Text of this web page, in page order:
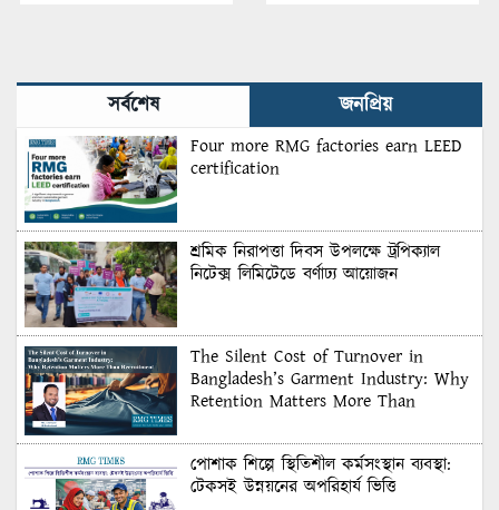
সর্বশেষ জনপ্রিয়
Four more RMG factories earn LEED
certification
শ্রমিক নিরাপত্তা দিবস উপলক্ষে ট্রপিক্যাল
নিটেক্স লিমিটেডে বর্ণাঢ্য আয়োজন
The Silent Cost of Turnover in
Bangladesh’s Garment Industry: Why
Retention Matters More Than
পোশাক শিল্পে স্থিতিশীল কর্মসংস্থান ব্যবস্থা:
টেকসই উন্নয়নের অপরিহার্য ভিত্তি